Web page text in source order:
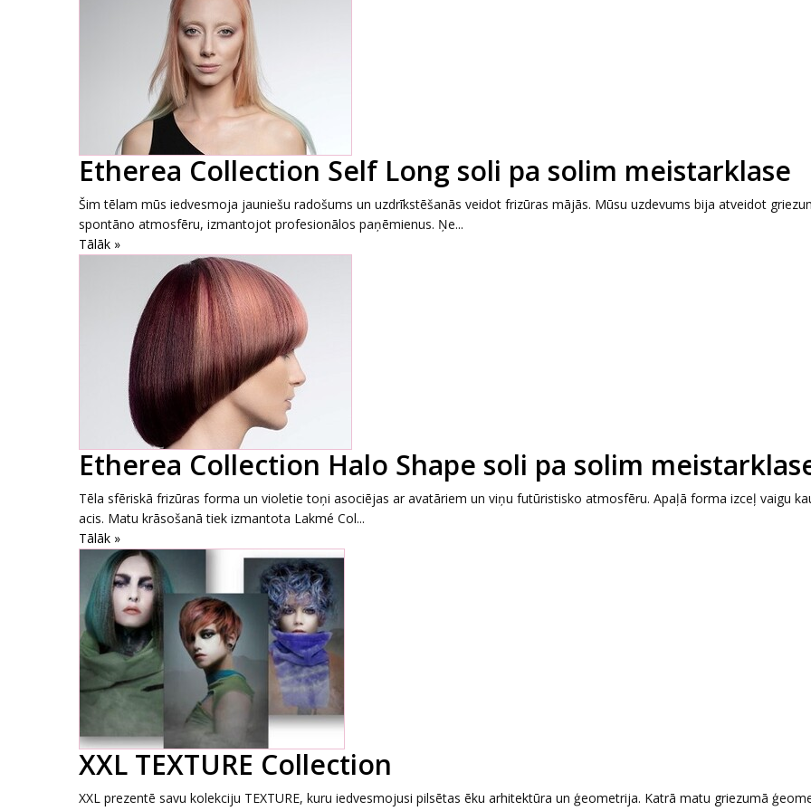
Etherea Collection Self Long soli pa solim meistarklase
Šim tēlam mūs iedvesmoja jauniešu radošums un uzdrīkstēšanās veidot frizūras mājās. Mūsu uzdevums bija atveidot
spontāno atmosfēru, izmantojot profesionālos paņēmienus. Ņe...
Tālāk »
Etherea Collection Halo Shape soli pa solim
Tēla sfēriskā frizūras forma un violetie toņi asociējas ar avatāriem un viņu futūristisko atmosfēru. Apaļā forma izceļ vaigu
acis. Matu krāsošanā tiek izmantota Lakmé Col...
Tālāk »
XXL TEXTURE Collection
XXL prezentē savu kolekciju TEXTURE, kuru iedvesmojusi pilsētas ēku arhitektūra un ģeometrija. Katrā matu griezumā